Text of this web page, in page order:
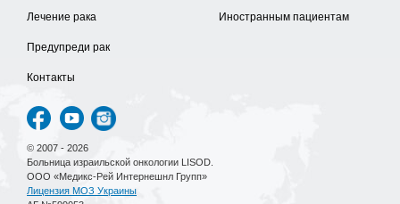
Лечение рака
Предупреди рак
Контакты
Иностранным пациентам
© 2007 - 2026
Больница израильской онкологии LISOD.
ООО «Медикс-Рей Интернешнл Групп»
Лицензия МОЗ Украины